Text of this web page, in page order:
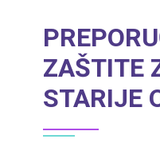
ZAŠTITE
STARIJE